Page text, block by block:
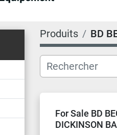
Produits BD
For Sale BD
DICKINSON